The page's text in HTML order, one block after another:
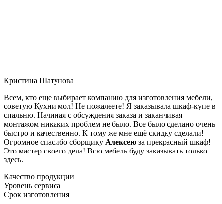
Кристина Шатунова
Всем, кто еще выбирает компанию для изготовления мебели,
советую Кухни мол! Не пожалеете! Я заказывала шкаф-купе в
спальню. Начиная с обсуждения заказа и заканчивая
монтажом никаких проблем не было. Все было сделано очень
быстро и качественно. К тому же мне ещё скидку сделали!
Огромное спасибо сборщику Алексею за прекрасный шкаф!
Это мастер своего дела! Всю мебель буду заказывать только
здесь.
Качество продукции
Уровень сервиса
Срок изготовления